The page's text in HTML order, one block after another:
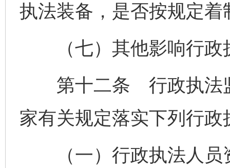
执法装备，是否按规定着
（七）其他影响行政
第十二条 行政执法监
家有关规定落实下列行
（一）行政执法人员